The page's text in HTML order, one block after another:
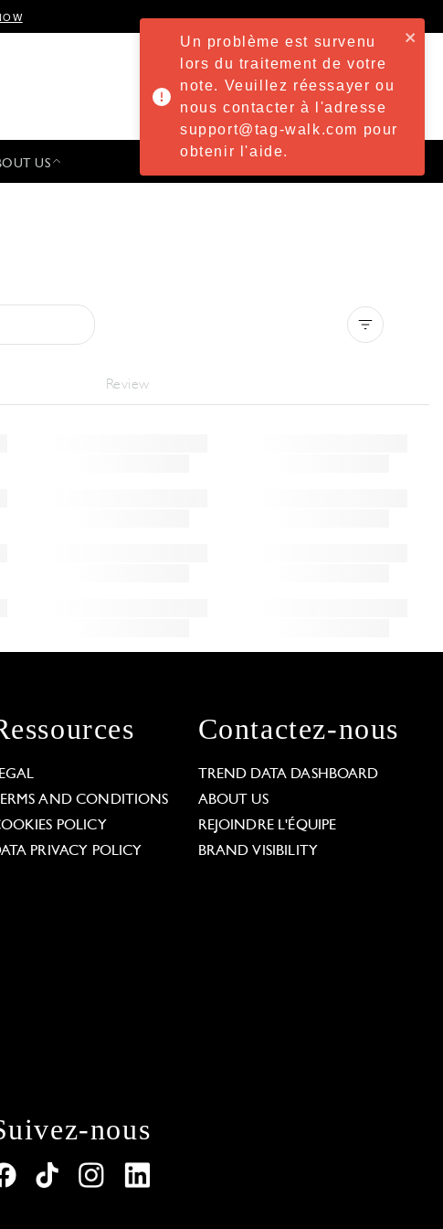
US
Review
AND CONDITIONS
POLICY
PRIVACY POLICY
Contactez-nous
TREND DATA DASHBOARD
ABOUT US
REJOINDRE L'ÉQUIPE
BRAND VISIBILITY
nous
Un problème est survenu
lors du traitement de votre
note. Veuillez réessayer ou
nous contacter à l'adresse
support@tag-walk.com pour
obtenir l'aide.